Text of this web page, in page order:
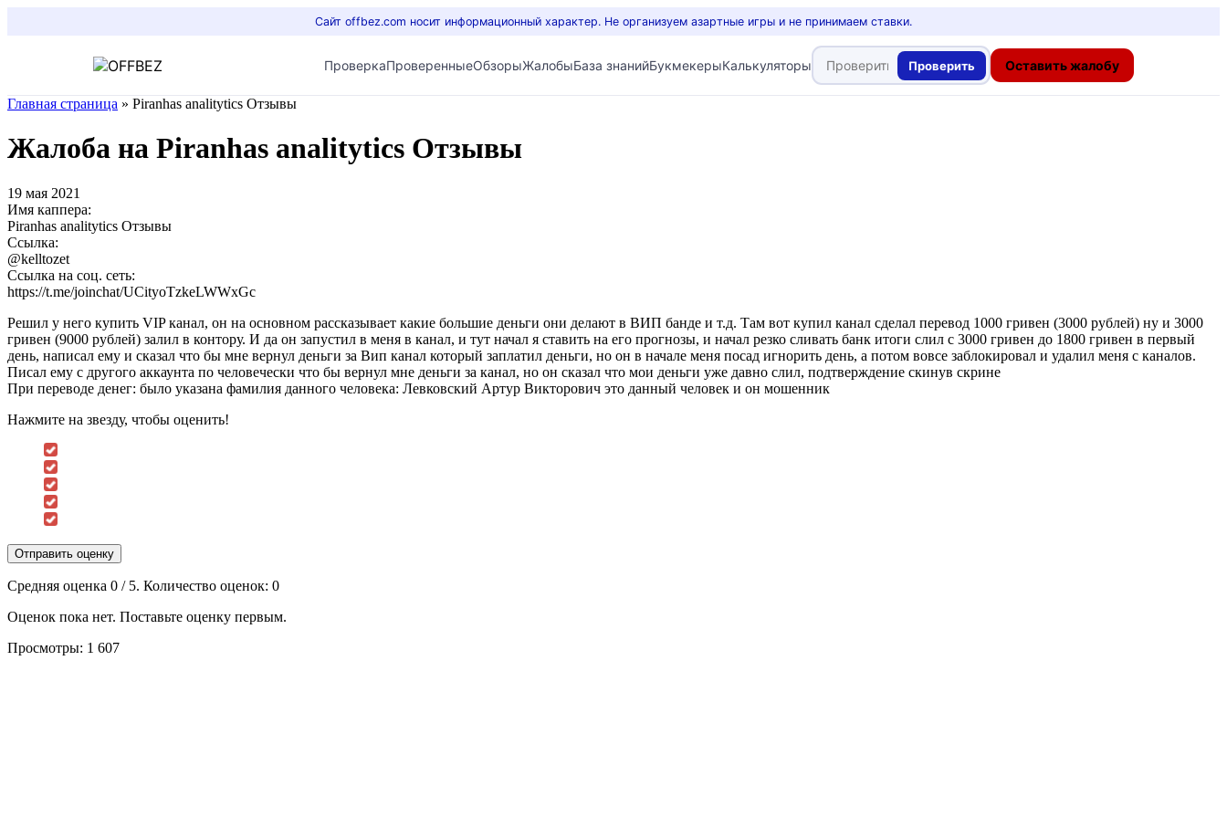
Сайт offbez.com носит информационный характер. Не организуем азартные игры и не принимаем ставки.
ПроверкаПроверенныеОбзорыЖалобыБаза знанийБукмекерыКалькуляторы Проверить Оставить жалобу
Главная страница » Piranhas analitytics Отзывы
Жалоба на Piranhas analitytics Отзывы
19 мая 2021
Имя каппера:
Piranhas analitytics Отзывы
Ссылка:
@kelltozet
Ссылка на соц. сеть:
https://t.me/joinchat/UCityoTzkeLWWxGc
Решил у него купить VIP канал, он на основном рассказывает какие большие деньги они делают в ВИП банде и т.д. Там вот купил канал сделал перевод 1000 гривен (3000 рублей) ну и 3000
гривен (9000 рублей) залил в контору. И да он запустил в меня в канал, и тут начал я ставить на его прогнозы, и начал резко сливать банк итоги слил с 3000 гривен до 1800 гривен в первый
день, написал ему и сказал что бы мне вернул деньги за Вип канал который заплатил деньги, но он в начале меня посад игнорить день, а потом вовсе заблокировал и удалил меня с каналов.
Писал ему с другого аккаунта по человечески что бы вернул мне деньги за канал, но он сказал что мои деньги уже давно слил, подтверждение скинув скрине
При переводе денег: было указана фамилия данного человека: Левковский Артур Викторович это данный человек и он мошенник
Нажмите на звезду, чтобы оценить!
Отправить оценку
Средняя оценка 0 / 5. Количество оценок: 0
Оценок пока нет. Поставьте оценку первым.
Просмотры: 1 607